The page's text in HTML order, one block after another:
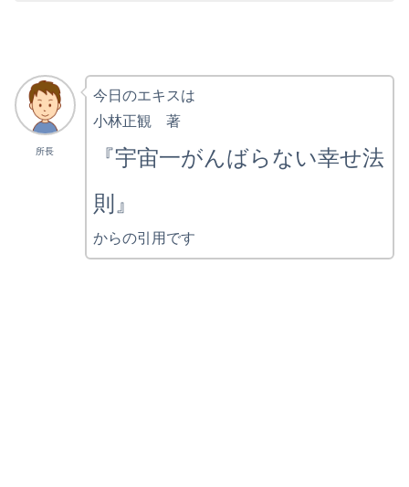
所長
今日のエキスは
小林正観 著
『宇宙一がんばらない幸せ法
則』
からの引用です